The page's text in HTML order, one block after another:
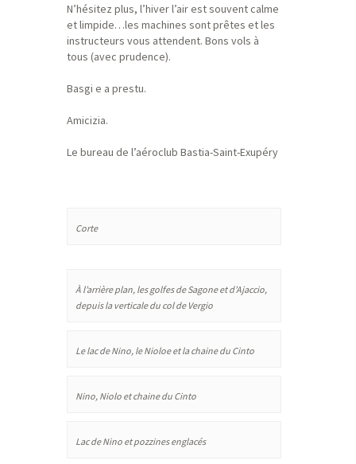
N’hésitez plus, l’hiver l’air est souvent calme
et limpide…les machines sont prêtes et les
instructeurs vous attendent. Bons vols à
tous (avec prudence).
Basgi e a prestu.
Amicizia.
Le bureau de l’aéroclub Bastia-Saint-Exupéry
Corte
À l’arrière plan, les golfes de Sagone et d’Ajaccio,
depuis la verticale du col de Vergio
Le lac de Nino, le Nioloe et la chaine du Cinto
Nino, Niolo et chaine du Cinto
Lac de Nino et pozzines englacés